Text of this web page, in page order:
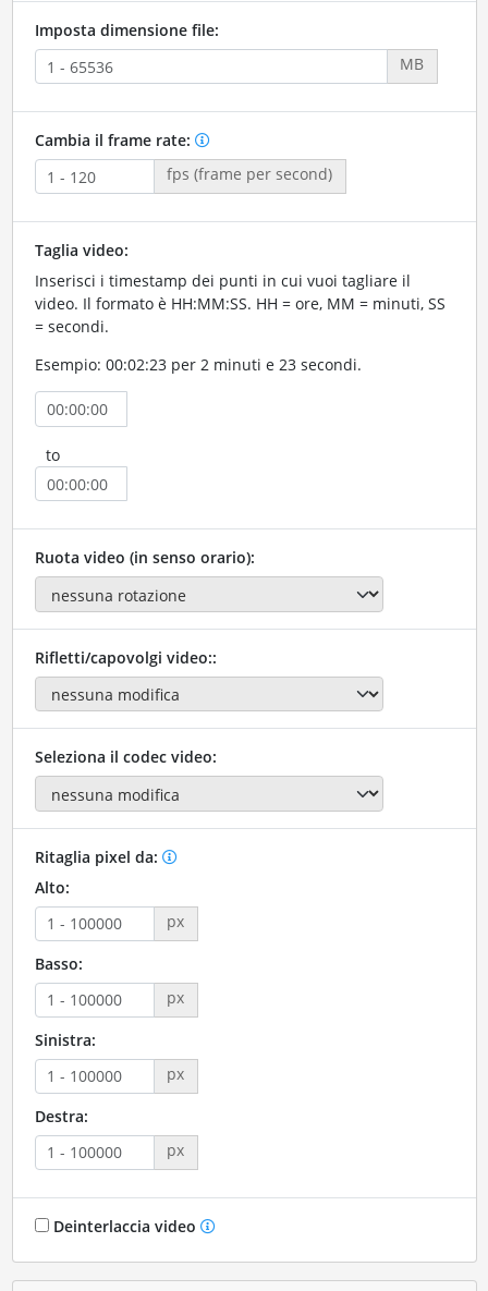
Imposta dimensione file:
MB
Cambia il frame rate:
fps (frame per second)
Taglia video:
Inserisci i timestamp dei punti in cui vuoi tagliare il
video. Il formato è HH:MM:SS. HH = ore, MM = minuti, SS
= secondi.
Esempio: 00:02:23 per 2 minuti e 23 secondi.
to
Ruota video (in senso orario):
Rifletti/capovolgi video::
Seleziona il codec video:
Ritaglia pixel da:
Alto:
px
Basso:
px
Sinistra:
px
Destra:
px
Deinterlaccia video